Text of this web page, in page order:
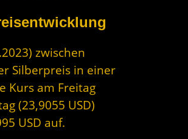
zwischen
Silberpreis in einer
Kurs am Freitag
(23,9055 USD)
USD auf.